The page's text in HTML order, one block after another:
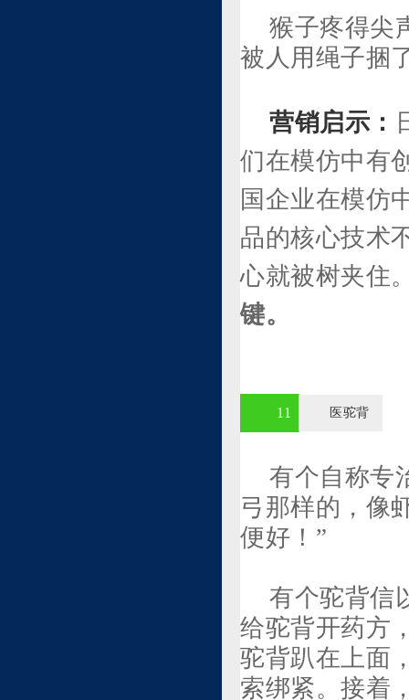
猴子疼得尖
被人用绳子捆
营销启示：
们在模仿中有
国企业在模仿
品的核心技术
心就被树夹住
键。
11 医驼背
有个自称专
弓那样的，像
便好！”
有个驼背信
给驼背开药方
驼背趴在上面
索绑紧。接着